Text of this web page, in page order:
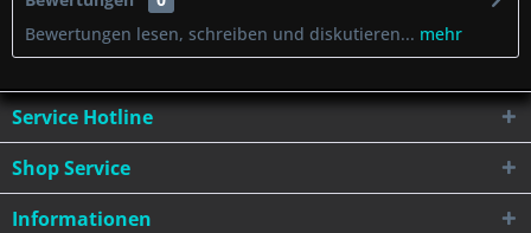
Bewertungen lesen, schreiben und diskutieren... mehr
Service Hotline
Shop Service
Informationen